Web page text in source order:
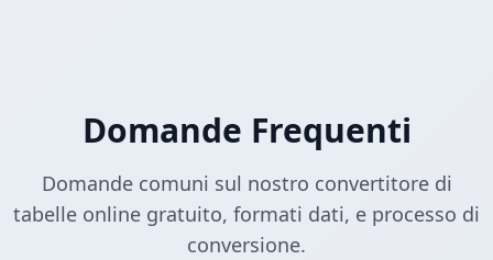
Domande Frequenti
Domande comuni sul nostro convertitore di
tabelle online gratuito, formati dati, e processo di
conversione.